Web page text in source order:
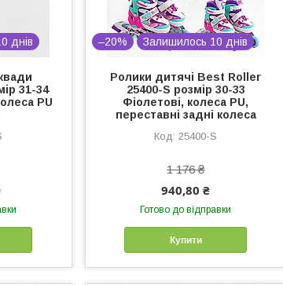
днів
31-34
PU
–20% Залишилось 10 днів
Ролики дитячі Best Roller
25400-S розмір 30-33
Фіолетові, колеса PU,
переставні задні колеса
25400-S
1 176 ₴
940,80 ₴
Готово до відправки
Купити